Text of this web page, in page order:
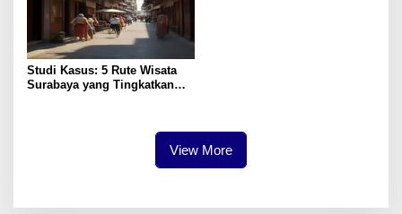
Studi Kasus: 5 Rute Wisata
Surabaya yang Tingkatkan
View More